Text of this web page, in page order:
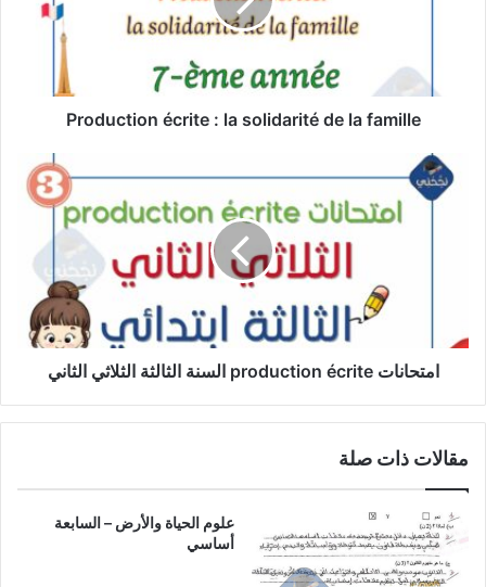
Production écrite : la solidarité de la famille
امتحانات
production
écrite
امتحانات production écrite السنة الثالثة الثلاثي الثاني
مقالات ذات صلة
علوم الحياة والأرض – السابعة
أساسي